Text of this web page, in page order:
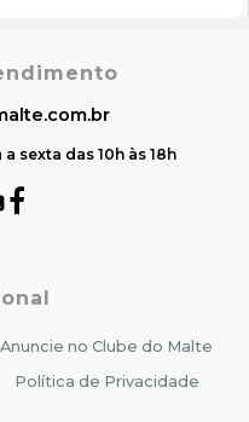
sexta das 10h às 18h
Anuncie no Clube do Malte
Política de Privacidade